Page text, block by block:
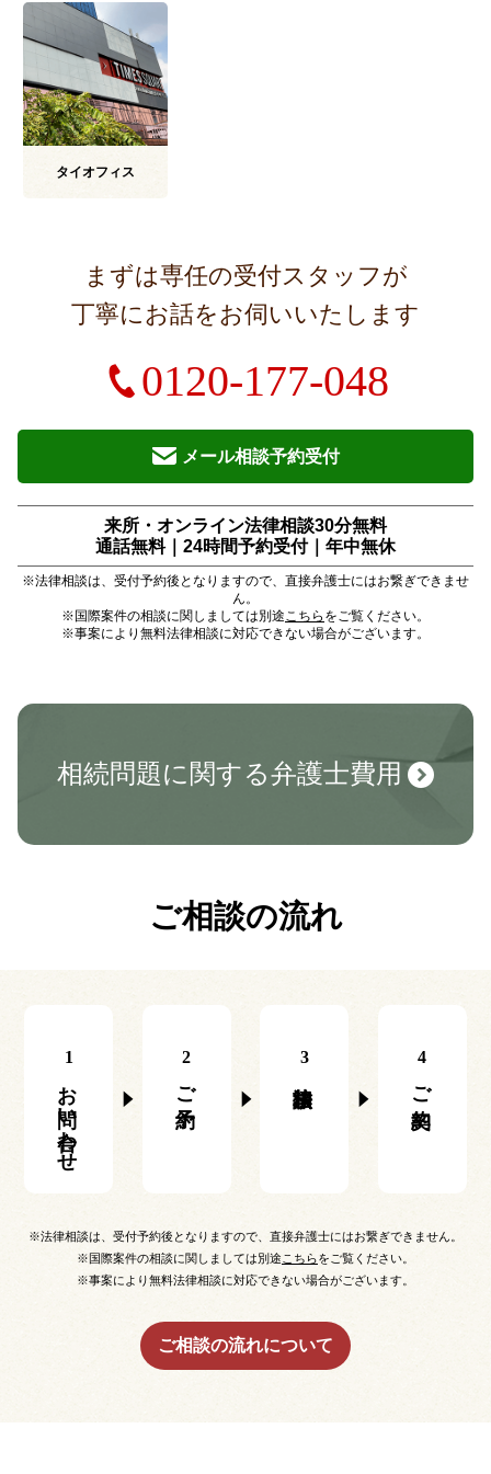
タイオフィス
まずは専任の受付スタッフが
丁寧にお話をお伺いいたします
0120-177-048
メール相談予約受付
来所・オンライン法律相談30分無料
通話無料｜24時間予約受付｜ 年中無休
※法律相談は、受付予約後となりますので、直接弁護士にはお繋ぎできませ
ん。
※国際案件の相談に関しましては別途こちら をご覧ください。
※事案により無料法律相談に対応できない場合がございます。
相続問題に関する弁護士費用
ご相談の流れ
1
お問い合わせ
2
ご予約
3 4
ご契約
※法律相談は、受付予約後となりますので、直接弁護士にはお繋ぎできません。
※国際案件の相談に関しましては別途 こちらをご覧ください。
※事案により無料法律相談に対応できない場合がございます。
ご相談の流れについて